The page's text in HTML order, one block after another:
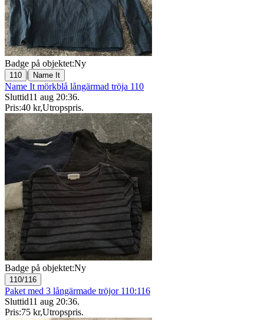
Badge på objektet:Ny
110 | Name It
Name It mörkblå långärmad tröja 110
Sluttid11 aug 20:36.
Pris:40 kr,Utropspris.
Badge på objektet:Ny
110/116
Paket med 3 långärmade tröjor 110:116
Sluttid11 aug 20:36.
Pris:75 kr,Utropspris.